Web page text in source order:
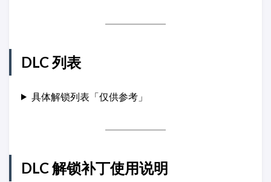
DLC 列表
具体解锁列表「仅供参考」
DLC 解锁补丁使用说明